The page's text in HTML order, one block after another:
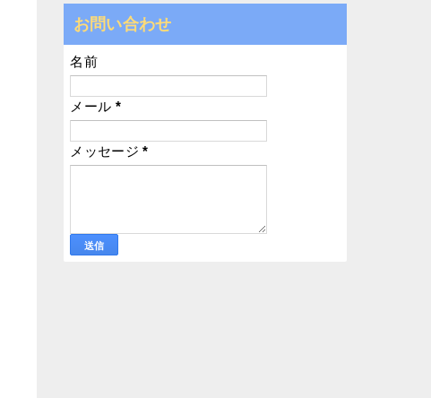
お問い合わせ
名前
メール *
メッセージ*